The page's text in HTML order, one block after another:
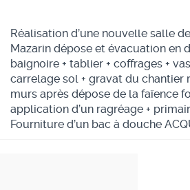
Réalisation d’une nouvelle salle
Mazarin dépose et évacuation en
baignoire + tablier + coffrages +
carrelage sol + gravat du chantier
murs après dépose de la faïence
application d’un ragréage +
Fourniture d’un bac à douche